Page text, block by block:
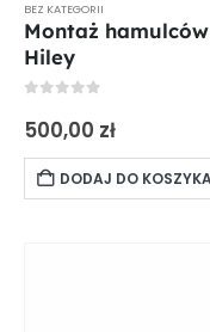
BEZ KATEGORII
Montaż
Hiley
500,00 zł
DODAJ DO